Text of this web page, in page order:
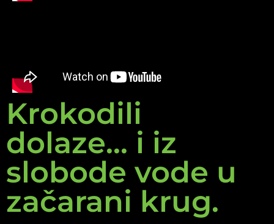
Krokodili
dolaze... i iz
slobode vode u
začarani krug.